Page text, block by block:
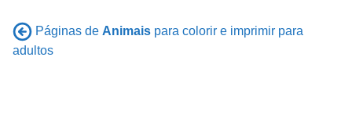
Páginas de Animais para colorir e imprimir para
adultos